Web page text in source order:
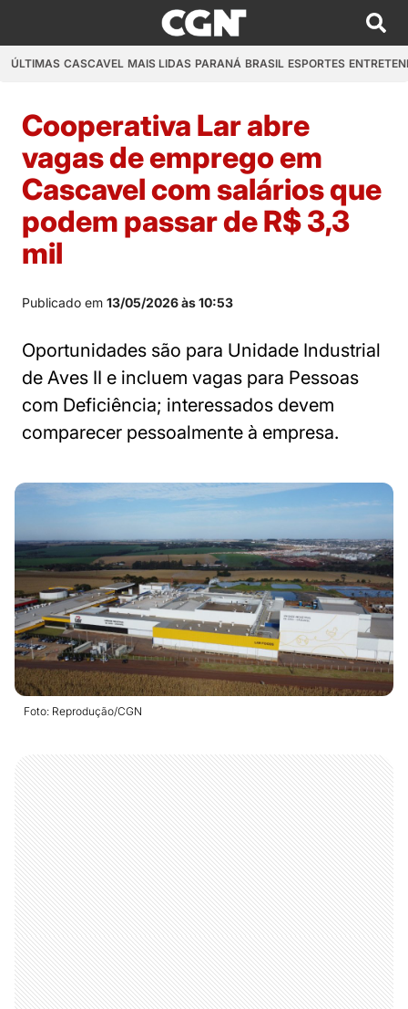
ÚLTIMAS CASCAVEL MAIS LIDAS PARANÁ BRASIL ESPORTES
Cooperativa Lar abre
vagas de emprego em
Cascavel com salários que
podem passar de R$ 3,3
mil
Publicado em 13/05/2026 às 10:53
Oportunidades são para Unidade Industrial
de Aves II e incluem vagas para Pessoas
com Deficiência; interessados devem
comparecer pessoalmente à empresa.
Foto: Reprodução/CGN